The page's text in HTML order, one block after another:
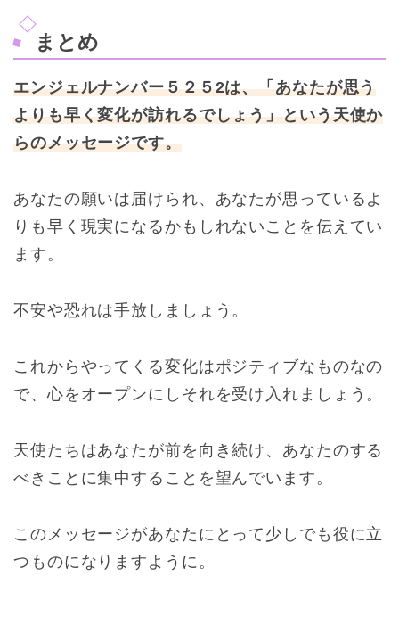
まとめ
エンジェルナンバー５２５2は、「あなたが思う
よりも早く変化が訪れるでしょう」という天使か
らのメッセージです。
あなたの願いは届けられ、あなたが思っているよ
りも早く現実になるかもしれないことを伝えてい
ます。
不安や恐れは手放しましょう。
これからやってくる変化はポジティブなものなの
で、心をオープンにしそれを受け入れましょう。
天使たちはあなたが前を向き続け、あなたのする
べきことに集中することを望んでいます。
このメッセージがあなたにとって少しでも役に立
つものになりますように。